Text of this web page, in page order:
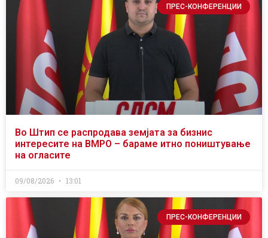
ПРЕС-КОНФЕРЕНЦИИ
Во Штип се распродава земјата за бизнис
интересите на ВМРО – бараме итно поништување
на огласите
09/08/2026 13:01
ПРЕС-КОНФЕРЕНЦИИ